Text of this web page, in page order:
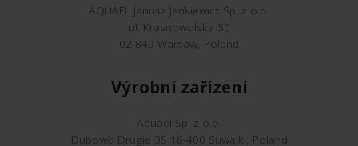
AQUAEL Janusz Jankiewicz Sp. z o.o.
ul. Krasnowolska 50
02-849 Warsaw, Poland
Výrobní zařízení
Aquael Sp. z o.o.
Dubowo Drugie 35 16-400 Suwalki, Poland